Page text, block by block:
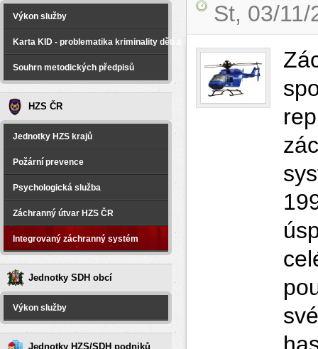
Výkon služby
Karta KID - problematika kriminality dětí a spáchané na dětech
Souhrn metodických předpisů
HZS ČR
Jednotky HZS krajů
Požární prevence
Psychologická služba
Záchranný útvar HZS ČR
Integrovaný záchranný systém
Jednotky SDH obcí
Výkon služby
Jednotky HZS/SDH podniků
St, 03/